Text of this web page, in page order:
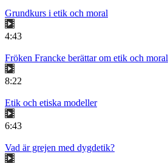
Grundkurs i etik och moral
4:43
Fröken Francke berättar om etik och moral
8:22
Etik och etiska modeller
6:43
Vad är grejen med dygdetik?